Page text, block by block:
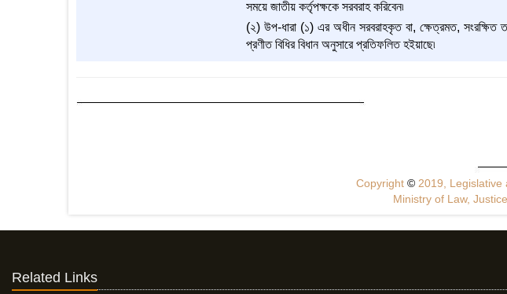
সময়ে জাতীয় কর্তৃপক্ষকে সরবরাহ করিবেন৷
(২) উপ-ধারা (১) এর অধীন সরবরাহকৃত বা, ক্ষেত্রমত, সংরক্ষিত
প্রণীত বিধির বিধান অনুসারে প্রতিফলিত হইয়াছে৷
Copyright© 2019, Legislative
Ministry of Law,
Related Links